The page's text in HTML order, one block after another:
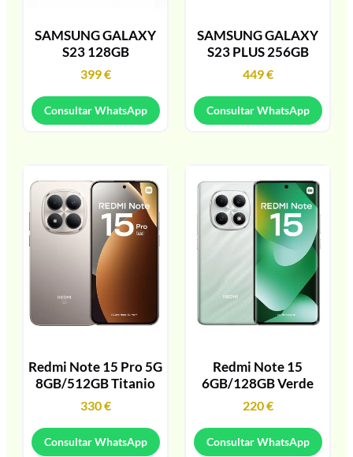
SAMSUNG GALAXY
S23 128GB
399€
Consultar WhatsApp
SAMSUNG GALAXY
S23 PLUS 256GB
449€
Consultar WhatsApp
Redmi Note 15 Pro 5G
8GB/512GB Titanio
330€
Consultar WhatsApp
Redmi Note 15
6GB/128GB Verde
220€
Consultar WhatsApp